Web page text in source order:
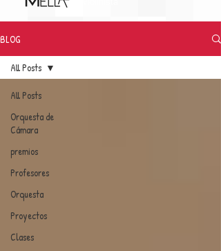
BLOG
All Posts
Orquesta de
Cámara
premios
Profesores
Orquesta
Proyectos
Clases
All Posts